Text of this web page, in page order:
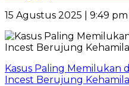
15 Agustus 2025 | 9:49
Kasus Paling Memilukan
Incest Berujung